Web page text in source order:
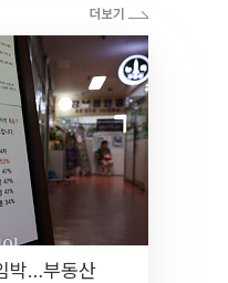
박…부동산